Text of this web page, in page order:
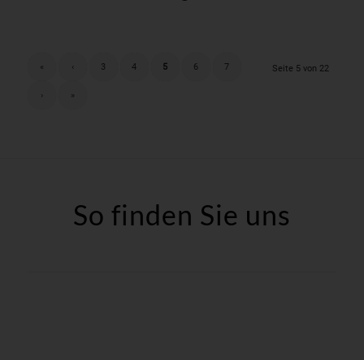
Seite 5 von 22
« ‹ 3 4 5 6 7
› »
So finden Sie uns